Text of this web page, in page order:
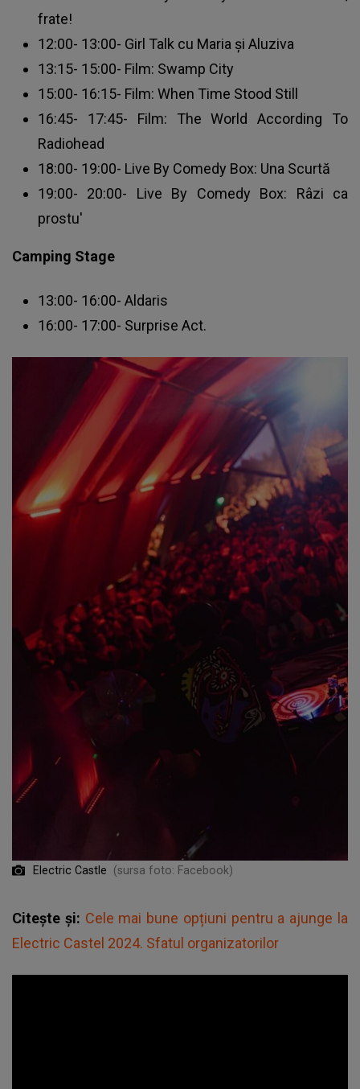
frate!
12:00- 13:00- Girl Talk cu Maria și Aluziva
13:15- 15:00- Film: Swamp City
15:00- 16:15- Film: When Time Stood Still
16:45- 17:45- Film: The World According To
Radiohead
18:00- 19:00- Live By Comedy Box: Una Scurtă
19:00- 20:00- Live By Comedy Box: Râzi ca
prostu'
Camping Stage
13:00- 16:00- Aldaris
16:00- 17:00- Surprise Act.
Electric Castle (sursa foto: Facebook)
Citește și: Cele mai bune opțiuni pentru a ajunge la
Electric Castel 2024. Sfatul organizatorilor